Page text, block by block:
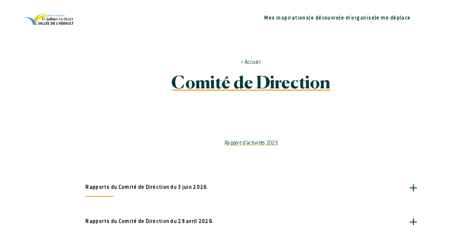
Mes inspirations Je découvre Je m'organise Je me déplace
Accueil
Comité de Direction
Rapport d'activités 2025
Rapports du Comité de Direction du 3 juin 2026
Rapports du Comité de Direction du 29 avril 2026